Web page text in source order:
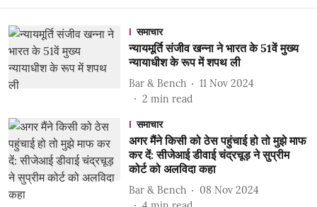
समाचार
न्यायमूर्ति संजीव खन्ना ने भारत के 51वें मुख्य
न्यायाधीश के रूप में शपथ ली
Bar & Bench
11 Nov 2024
2 min read
समाचार
अगर मैंने किसी को ठेस पहुंचाई हो तो मुझे माफ
कर दें: सीजेआई डीवाई चंद्रचूड़ ने सुप्रीम
कोर्ट को अलविदा कहा
Bar & Bench
08 Nov 2024